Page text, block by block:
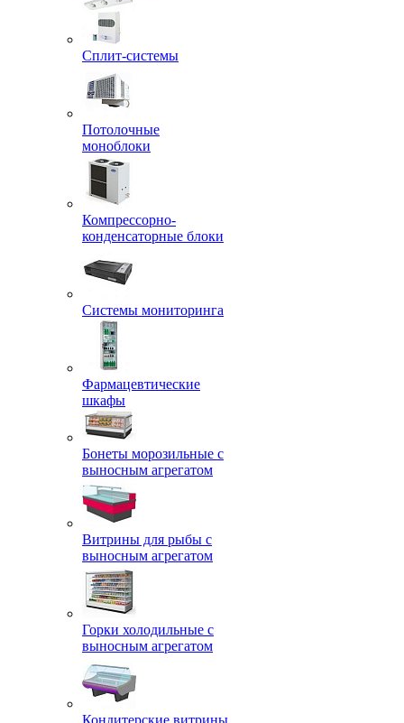
Сплит-системы
Потолочные
моноблоки
Компрессорно-
конденсаторные блоки
Системы мониторинга
Фармацевтические
шкафы
Бонеты морозильные с
выносным агрегатом
Витрины для рыбы с
выносным агрегатом
Горки холодильные с
выносным агрегатом
Кондитерские витрины